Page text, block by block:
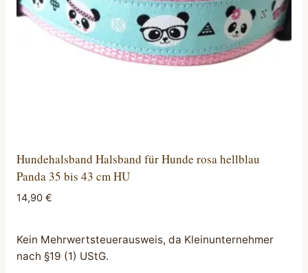
der
Produktseite
Hundehalsband Halsband für Hunde rosa hellblau
Panda 35 bis 43 cm HU
14,90 €
Kein Mehrwertsteuerausweis, da Kleinunternehmer
nach §19 (1) UStG.